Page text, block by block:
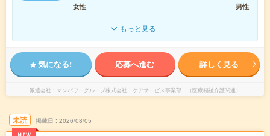
女性
男性
もっと見る
気になる! 応募へ進む 詳しく見る
派遣会社 マンパワーグループ株式会社 ケアサービス事業部 （医療福祉介護関連）
未読 掲載日 2026/08/05